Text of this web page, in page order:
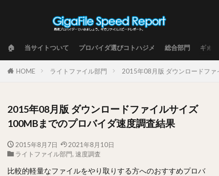
🏠 当サイトついて プロバイダ選びコトハジメ 総合部門 ギガ
HOME ライトファイル部門 2015年08月版 ダウンロードフ
2015年08月版 ダウンロードファイルサイズ
100MBまでのプロバイダ速度調査結果
2015年8月7日
2021年8月10日
ライトファイル部門, 速度調査
比較的軽量なファイルをやり取りする方へのおすすめプロバ